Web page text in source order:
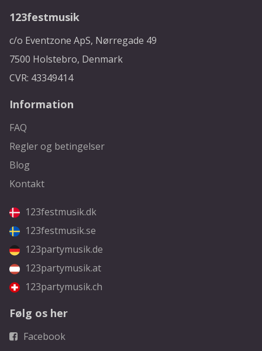
123festmusik
c/o Eventzone ApS, Nørregade 49
7500 Holstebro, Denmark
CVR: 43349414
Information
FAQ
Regler og betingelser
Blog
Kontakt
123festmusik.dk
123festmusik.se
123partymusik.de
123partymusik.at
123partymusik.ch
Følg os her
Facebook